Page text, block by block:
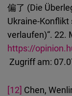
偏了 (Die
Ukraine-
verlaufen)“. 22.
https://
Zugriff am:
[12] Chen,